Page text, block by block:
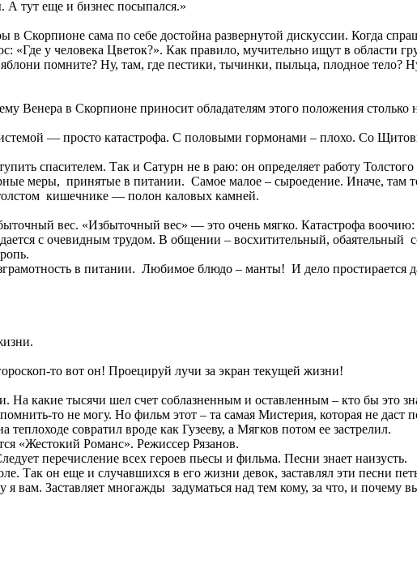
А тут еще и бизнес посыпался.»
Скорпионе сама по себе достойна развернутой дискуссии. Когда
у человека Цветок?». Как правило, мучительно ищут в области
помните? Ну, там, где пестики, тычинки, пыльца, плодное тело?
Венера в Скорпионе приносит обладателям этого положения столько
— просто катастрофа. С половыми гормонами – плохо. Со
спасителем. Так и Сатурн не в раю: он определяет работу
меры, принятые в питании. Самое малое – сыроедение. Иначе,
кишечнике — полон каловых камней.
вес. «Избыточный вес» — это очень мягко. Катастрофа воочию:
с очевидным трудом. В общении – восхитительный, обаятельный
в питании. Любимое блюдо – манты! И дело простирается
то вот он! Проецируй лучи за экран текущей жизни!
какие тысячи шел счет соблазненным и оставленным – кто бы это
то не могу. Но фильм этот – та самая Мистерия, которая не даст
совратил вроде как Гузееву, а Мягков потом ее застрелил.
«Жестокий Романс». Режиссер Рязанов.
перечисление всех героев пьесы и фильма. Песни знает наизусть.
Так он еще и случавшихся в его жизни девок, заставлял эти песни
Заставляет многажды задуматься над тем кому, за что, и почему